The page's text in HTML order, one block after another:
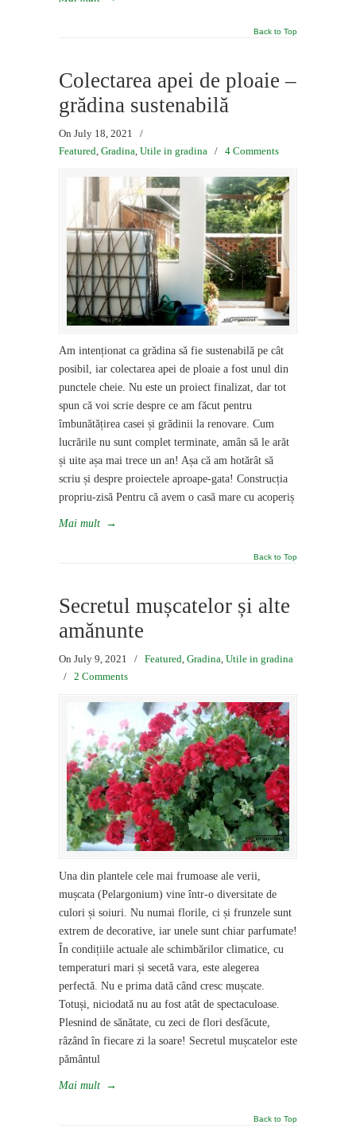
Back to Top
Colectarea apei de ploaie –
grădina sustenabilă
On July 18, 2021
/
Featured, Gradina, Utile in gradina / 4 Comments
Am intenționat ca grădina să fie sustenabilă pe cât
posibil, iar colectarea apei de ploaie a fost unul din
punctele cheie. Nu este un proiect finalizat, dar tot
spun că voi scrie despre ce am făcut pentru
îmbunătățirea casei și grădinii la renovare. Cum
lucrările nu sunt complet terminate, amân să le arăt
și uite așa mai trece un an! Așa că am hotărât să
scriu și despre proiectele aproape-gata! Construcția
propriu-zisă Pentru că avem o casă mare cu acoperiș
Mai mult →
Back to Top
Secretul mușcatelor și alte
amănunte
On July 9, 2021 / Featured Gradina Utile in gradina
/ 2 Comments
Una din plantele cele mai frumoase ale verii,
mușcata (Pelargonium) vine într-o diversitate de
culori și soiuri. Nu numai florile, ci și frunzele sunt
extrem de decorative, iar unele sunt chiar parfumate!
În condițiile actuale ale schimbărilor climatice, cu
temperaturi mari și secetă vara, este alegerea
perfectă. Nu e prima dată când cresc mușcate.
Totuși, niciodată nu au fost atât de spectaculoase.
Plesnind de sănătate, cu zeci de flori desfăcute,
râzând în fiecare zi la soare! Secretul mușcatelor este
pământul
Mai mult →
Back to Top